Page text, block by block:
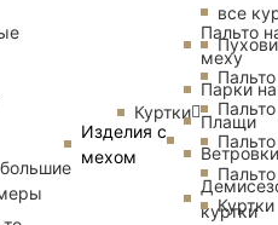
Изделия с
мехом
Пальто
меху
Парки
Плащи
Ветровки
куртки
Куртки
все
Куртки